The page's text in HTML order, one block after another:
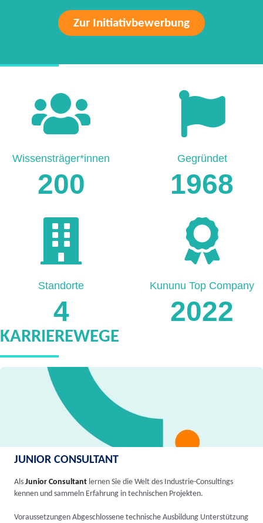
Zur Initiativbewerbung
200
Wissensträger*innen
1968
Gegründet
4
Standorte
2022
Kununu Top Company
KARRIEREWEGE
JUNIOR CONSULTANT
Als Junior Consultant lernen Sie die Welt des Industrie-Consultings
kennen und sammeln Erfahrung in technischen Projekten.
Voraussetzungen Abgeschlossene technische Ausbildung Unterstützung